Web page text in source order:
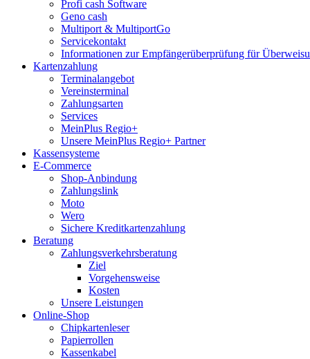
Profi cash Software
Geno cash
Multiport & MultiportGo
Servicekontakt
Informationen zur Empfängerüberprüfung für
Kartenzahlung
Terminalangebot
Vereinsterminal
Zahlungsarten
Services
MeinPlus Regio+
Unsere MeinPlus Regio+ Partner
Kassensysteme
E-Commerce
Shop-Anbindung
Zahlungslink
Moto
Wero
Sichere Kreditkartenzahlung
Beratung
Zahlungsverkehrsberatung
Ziel
Vorgehensweise
Kosten
Unsere Leistungen
Online-Shop
Chipkartenleser
Papierrollen
Kassenkabel